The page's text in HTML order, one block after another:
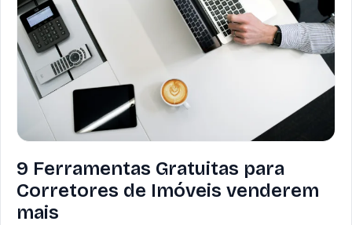
9 Ferramentas Gratuitas para
Corretores de Imóveis venderem
mais